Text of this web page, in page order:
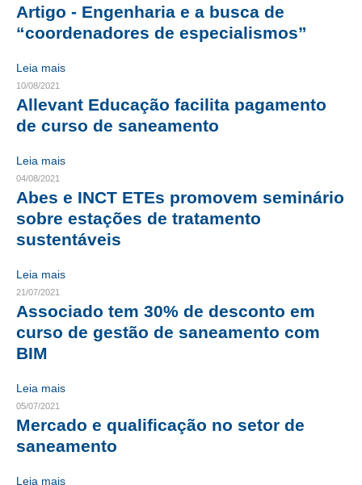
LEGISLAÇÃO
LEI 5.194/1966 – REGULAMENTAÇÃO DA PROFISSÃO
LEI 6.496/1977 – ART
RES 1.002/2002 – CÓDIGO DE ÉTICA
PISO SALARIAL
APRESENTAÇÃO
EMPREGO E ESTÁGIO
CARREIRA
AUTÔNOMOS E SERVIÇOS
NEWSLETTER
Artigo - Engenharia e a busca de
“coordenadores de especialismos”
Leia mais
10/08/2021
Allevant Educação facilita pagamento
de curso de saneamento
Leia mais
04/08/2021
Abes e INCT ETEs promovem seminário
sobre estações de tratamento
sustentáveis
Leia mais
21/07/2021
Associado tem 30% de desconto em
curso de gestão de saneamento com
BIM
Leia mais
05/07/2021
Mercado e qualificação no setor de
saneamento
Leia mais